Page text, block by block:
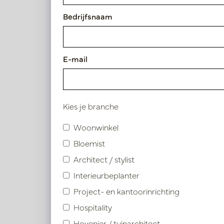
Artikelnummer: LN66.DAVEBES
Vergelijkbare
Bedrijfsnaam
E-mail
Kies je branche
Woonwinkel
Bloemist
Architect / stylist
Interieurbeplanter
Project- en kantoorinrichting
Hospitality